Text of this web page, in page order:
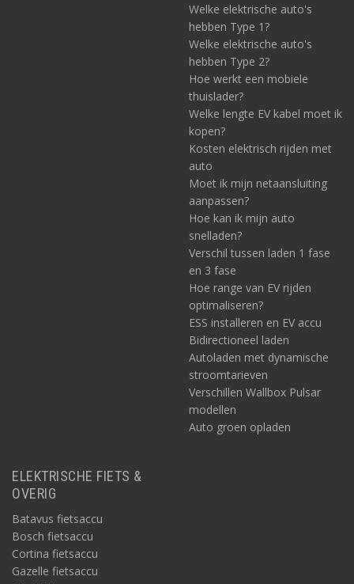
Welke elektrische auto's
hebben Type 1?
Welke elektrische auto's
hebben Type 2?
Hoe werkt een mobiele
thuislader?
Welke lengte EV kabel moet ik
kopen?
Kosten elektrisch rijden met
auto
Moet ik mijn netaansluiting
aanpassen?
Hoe kan ik mijn auto
snelladen?
Verschil tussen laden 1 fase
en 3 fase
Hoe range van EV rijden
optimaliseren?
ESS installeren en EV accu
Bidirectioneel laden
Autoladen met dynamische
stroomtarieven
Verschillen Wallbox Pulsar
modellen
Auto groen opladen
ELEKTRISCHE FIETS &
OVERIG
Batavus fietsaccu
Bosch fietsaccu
Cortina fietsaccu
Gazelle fietsaccu